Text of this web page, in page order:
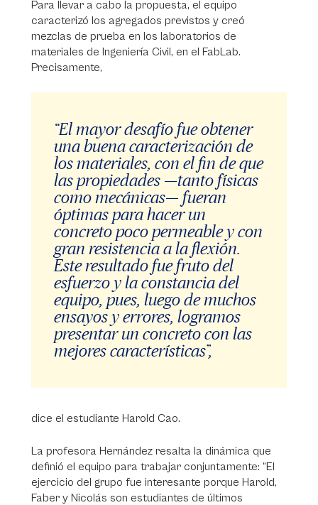
Para llevar a cabo la propuesta, el equipo
caracterizó los agregados previstos y creó
mezclas de prueba en los laboratorios de
materiales de Ingeniería Civil, en el FabLab.
Precisamente,
“El mayor desafío fue obtener
una buena caracterización de
los materiales, con el fin de que
las propiedades —tanto físicas
como mecánicas— fueran
óptimas para hacer un
concreto poco permeable y con
gran resistencia a la flexión.
Este resultado fue fruto del
esfuerzo y la constancia del
equipo, pues, luego de muchos
ensayos y errores, logramos
presentar un concreto con las
mejores características”,
dice el estudiante Harold Cao.
La profesora Hernández resalta la dinámica que
definió el equipo para trabajar conjuntamente: “El
ejercicio del grupo fue interesante porque Harold,
Faber y Nicolás son estudiantes de últimos